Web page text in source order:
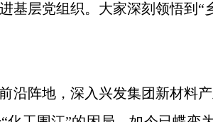
基层党组织。大家深刻领悟到
沿阵地，深入兴发集团新材料